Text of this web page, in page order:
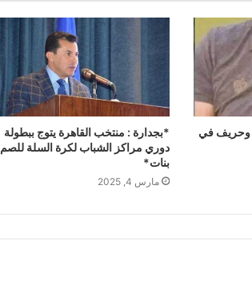
وحريف في
*بجدارة : منتخب القاهرة يتوج ببطولة
دوري مراكز الشباب لكرة السلة للصم
بنات*
مارس 4, 2025